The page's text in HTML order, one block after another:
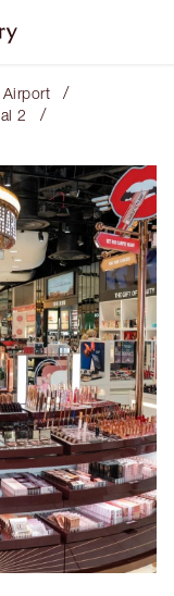
/
2 /